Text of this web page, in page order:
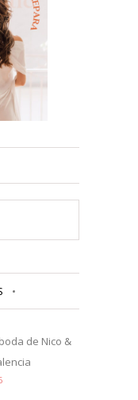
de Nico &